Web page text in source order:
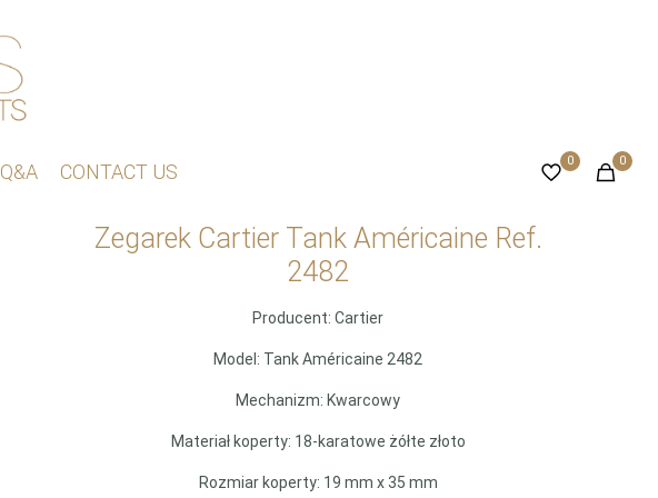
Q&A CONTACT US 0 0
Zegarek Cartier Tank Américaine Ref.
2482
Producent: Cartier
Model: Tank Américaine 2482
Mechanizm: Kwarcowy
Materiał koperty: 18-karatowe żółte złoto
Rozmiar koperty: 19 mm x 35 mm